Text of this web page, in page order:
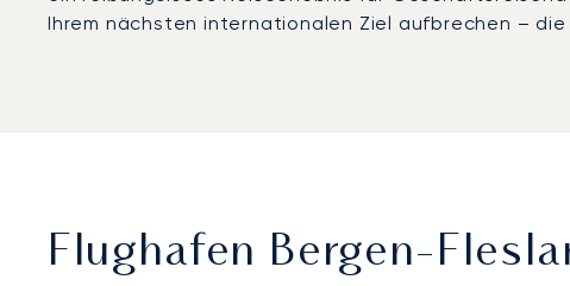
Ihrem nächsten internationalen Ziel aufbrechen –
Flughafen Bergen-